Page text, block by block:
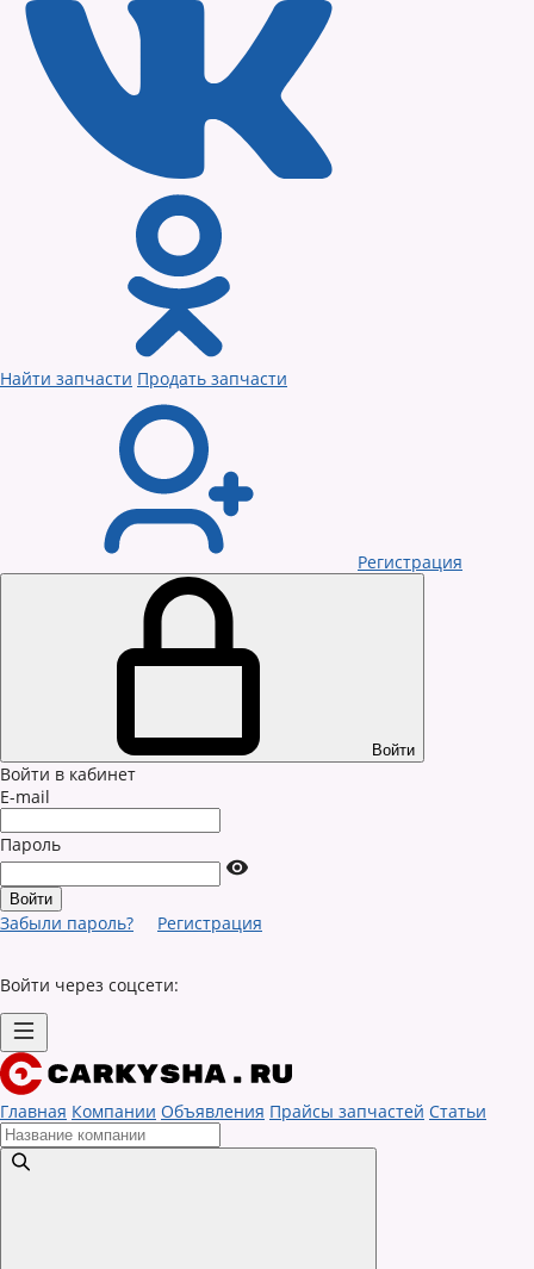
Найти запчасти Продать запчасти
Регистрация
Войти
Войти в кабинет
E-mail
Пароль
Забыли пароль? Регистрация
Войти через соцсети:
Главная Компании Объявления Прайсы запчастей Статьи